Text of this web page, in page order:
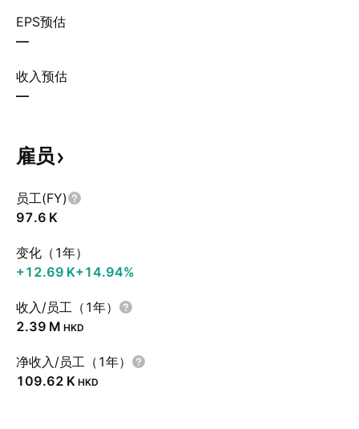
EPS预估
—
收入预估
—
雇员
员工(FY)
‪97.6 K‬
变化（1年）
‪+12.69 K‬+14.94%
收入/员工（1年）
‪2.39 M‬ HKD
净收入/员工（1年）
‪109.62 K‬ HKD